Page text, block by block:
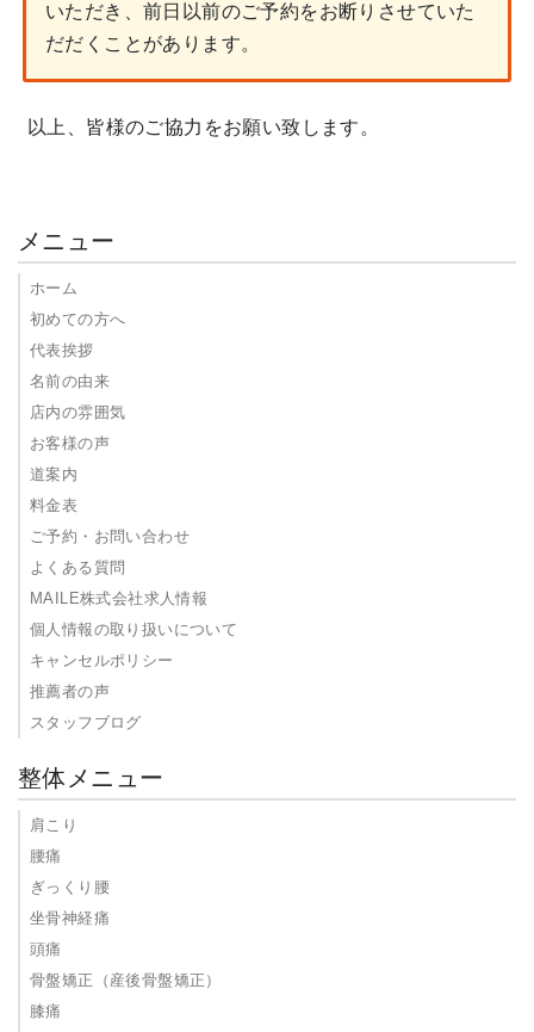
いただき、前日以前のご予約をお断りさせていた
だだくことがあります。
以上、皆様のご協力をお願い致します。
メニュー
ホーム
初めての方へ
代表挨拶
名前の由来
店内の雰囲気
お客様の声
道案内
料金表
ご予約・お問い合わせ
よくある質問
MAILE株式会社求人情報
個人情報の取り扱いについて
キャンセルポリシー
推薦者の声
スタッフブログ
整体メニュー
肩こり
腰痛
ぎっくり腰
坐骨神経痛
頭痛
骨盤矯正（産後骨盤矯正）
膝痛